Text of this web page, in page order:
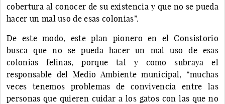
cobertura al conocer de su existencia y que no se pueda
hacer un mal uso de esas colonias”.
De este modo, este plan pionero en el Consistorio
busca que no se pueda hacer un mal uso de esas
colonias felinas, porque tal y como subraya el
responsable del Medio Ambiente municipal, “muchas
veces tenemos problemas de convivencia entre las
personas que quieren cuidar a los gatos con las que no